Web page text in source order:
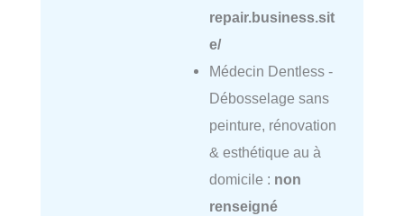
repair.business.sit
e/
Médecin Dentless -
Débosselage sans
peinture, rénovation
& esthétique au à
domicile : non
renseigné